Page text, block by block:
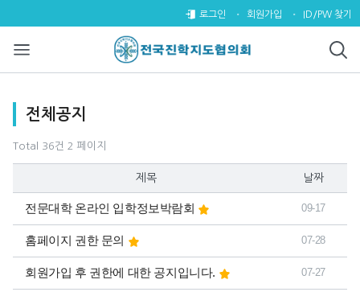
전체공지 2 페이지 로그인 회원가입 ID/PW 찾기
전체공지
Total 36건 2 페이지
제목 날짜
전문대학 온라인 입학정보박람회 09-17
홈페이지 권한 문의 07-28
회원가입 후 권한에 대한 공지입니다. 07-27